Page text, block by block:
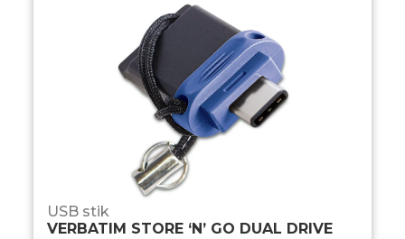
USB stik
VERBATIM STORE ‘N’ GO DUAL DRIVE